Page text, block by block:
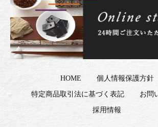
HOME 個人情報保護方針
特定商品取引法に基づく表記 お問
採用情報